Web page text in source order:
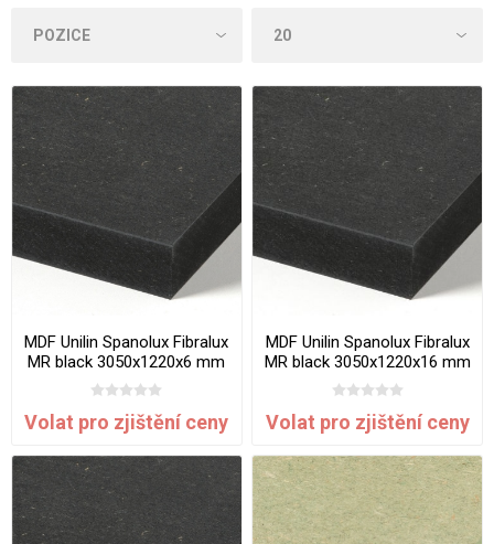
MDF Unilin Spanolux Fibralux
MR black 3050x1220x6 mm
Volat pro zjištění ceny
MDF Unilin Spanolux Fibralux
MR black 3050x1220x16 mm
Volat pro zjištění ceny